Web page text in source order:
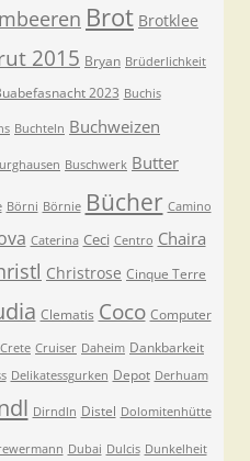
Brot Brotklee
2015 Bryan Brüderlichkeit
2023 Buchis
Buchteln Buchweizen
Buschwerk Butter
Börni Börnie Bücher Camino
Caterina Ceci Centro Chaira
Christrose Cinque Terre
Clematis Coco Computer
Crete Cruiser Daheim Dankbarkeit
Delikatessgurken Depot Derhuam
Dirndln Distel Dolomitenhütte
Dubai Dulcis Dunkelheit